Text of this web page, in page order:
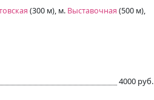
(300 м), м. Выставочная (500 м),
4000 руб.